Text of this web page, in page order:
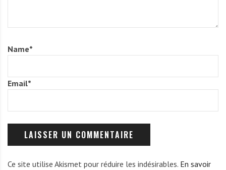
Name*
Email*
Ce site utilise Akismet pour réduire les indésirables. En savoir